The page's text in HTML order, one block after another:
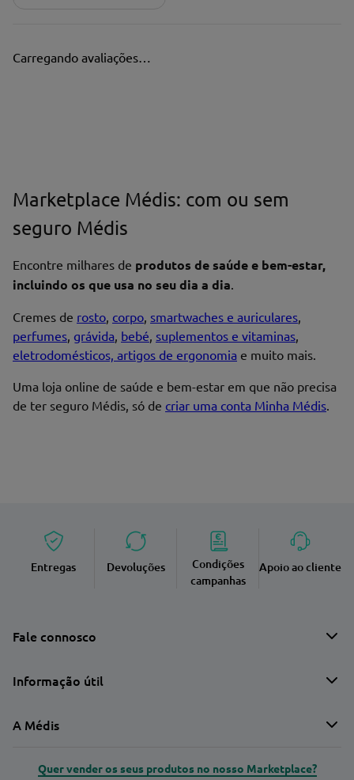
Carregando avaliações…
Marketplace Médis: com ou sem
seguro Médis
Encontre milhares de produtos de saúde e bem-estar,
incluindo os que usa no seu dia a dia.
Cremes de rosto, corpo, smartwaches e auriculares,
perfumes, grávida, bebé, suplementos e vitaminas,
eletrodomésticos, artigos de ergonomia e muito mais.
Uma loja online de saúde e bem-estar em que não precisa
de ter seguro Médis, só de criar uma conta Minha Médis.
Entregas Devoluções
Condições
campanhas
Apoio ao cliente
Fale connosco
Informação útil
A Médis
Quer vender os seus produtos no nosso Marketplace?